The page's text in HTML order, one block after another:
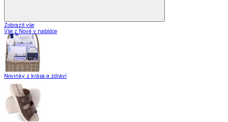
Zobrazit vše
Vše z Nově v nabídce
Novinky z krása a zdraví